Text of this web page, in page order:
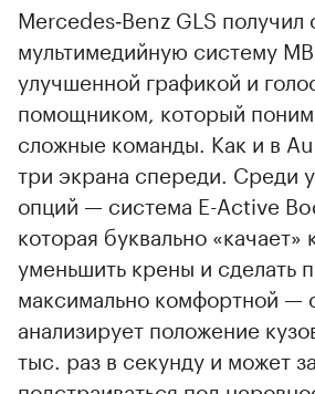
Mercedes‑Benz GLS
мультимедийную систему
улучшенной графикой и
помощником, который
сложные команды. Как и в
три экрана спереди. Среди
опций — система E-Active
которая буквально «качает»
уменьшить крены и сделать
максимально комфортной —
анализирует положение
тыс. раз в секунду и может